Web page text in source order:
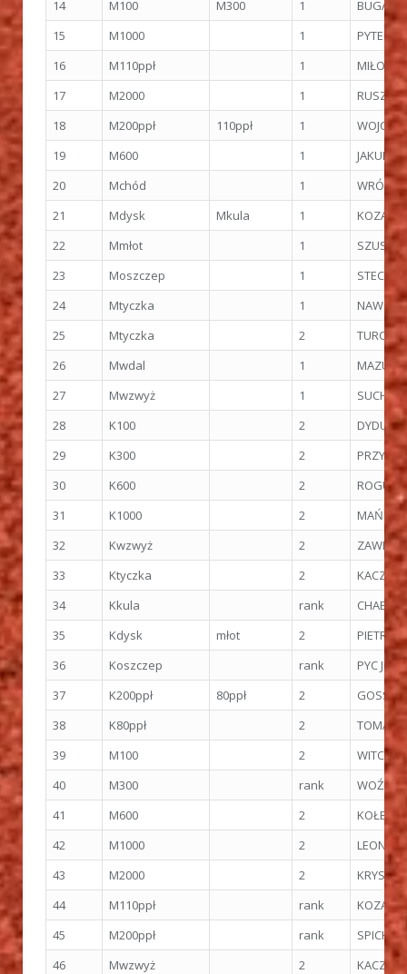
14 M100 M300 1
15
M1000 1
PYTEL
16
M110ppł 1
MIŁOTA
17
M2000 1
18
M200ppł 110ppł 1
19
M600 1
JAKUBIK
20
Mchód 1
21
Mdysk Mkula 1
KOZAK
22
Mmłot 1
23
Moszczep 1
STEC
24
Mtyczka 1
25
Mtyczka 2
26
Mwdal 1
MAZUR
27
Mwzwyż 1
28
K100 2
29
K300 2
30
K600 2
ROGULA
31
K1000 2
32
Kwzwyż 2
ZAWER
33
Ktyczka 2
34
Kkula rank
35
Kdysk młot 2
36
Koszczep rank
PYC Julia
37
K200ppł 80ppł 2
GOSS
38
K80ppł 2
39
M100 2
40
M300 rank
41
M600 2
42
M1000 2
43
M2000 2
44
M110ppł rank
KOZAK
45
M200ppł rank
SPICH
46
Mwzwyż 2